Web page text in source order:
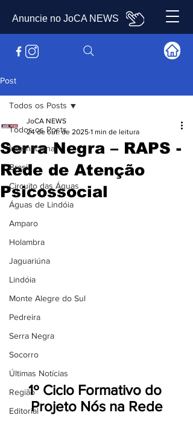
Anuncie no JoCA NEWS
Post
Todos os Posts
Internacional
Brasil
Circuito das Águas
Águas de Lindóia
Amparo
Holambra
Jaguariúna
Lindóia
Monte Alegre do Sul
Pedreira
Serra Negra
Socorro
Últimas Notícias
Região
Editorial
Todos os Posts
Serra Negra – RAPS -
Rede de Atenção
Psicossocial
JoCA NEWS
24 de out. de 2025 1 min de leitura
1º Ciclo Formativo do
Projeto Nós na Rede